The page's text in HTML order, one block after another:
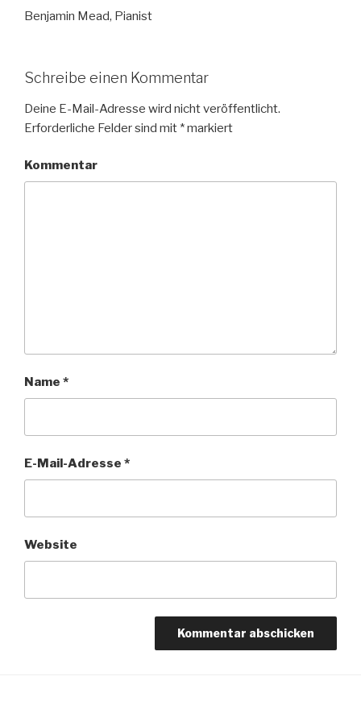
Benjamin Mead, Pianist
Schreibe einen Kommentar
Deine E-Mail-Adresse wird nicht veröffentlicht.
Erforderliche Felder sind mit *markiert
Kommentar
Name *
E-Mail-Adresse *
Website